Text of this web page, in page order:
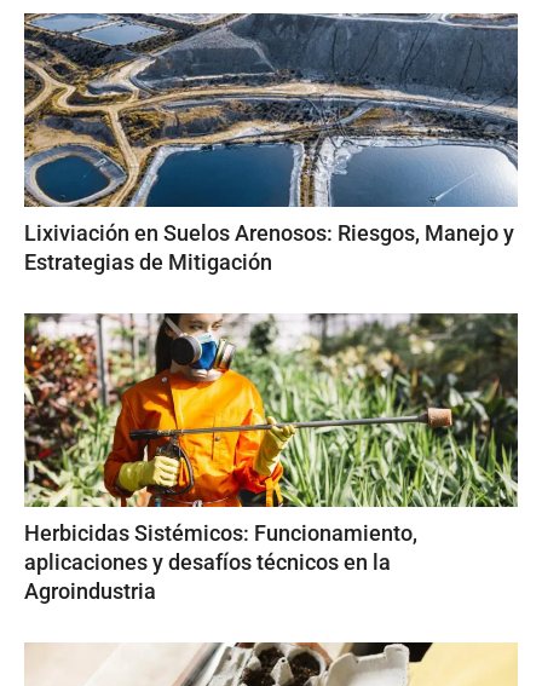
Lixiviación en Suelos Arenosos: Riesgos, Manejo y
Estrategias de Mitigación
Herbicidas Sistémicos: Funcionamiento,
aplicaciones y desafíos técnicos en la
Agroindustria